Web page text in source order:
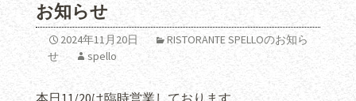
お知らせ
2024年11月20日
RISTORANTE SPELLOのお知ら
せ
spello